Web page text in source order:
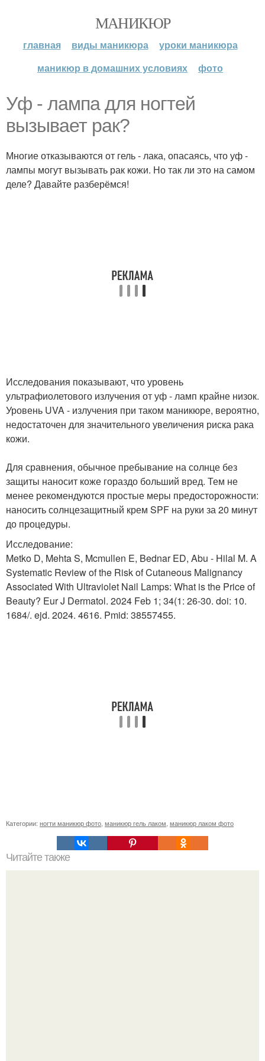
МАНИКЮР
главная виды маникюра
уроки маникюра
маникюр в домашних условиях
фото
Уф - лампа для ногтей
вызывает рак?
Многие отказываются от гель - лака, опасаясь, что уф -
лампы могут вызывать рак кожи. Но так ли это на самом
деле? Давайте разберёмся!
Исследования показывают, что уровень
ультрафиолетового излучения от уф - ламп крайне низок.
Уровень UVA - излучения при таком маникюре, вероятно,
недостаточен для значительного увеличения риска рака
кожи.
Для сравнения, обычное пребывание на солнце без
защиты наносит коже гораздо больший вред. Тем не
менее рекомендуются простые меры предосторожности:
наносить солнцезащитный крем SPF на руки за 20 минут
до процедуры.
Исследование:
Metko D, Mehta S, Mcmullen E, Bednar ED, Abu - Hilal M. A
Systematic Review of the Risk of Cutaneous Malignancy
Associated With Ultraviolet Nail Lamps: What is the Price of
Beauty? Eur J Dermatol. 2024 Feb 1; 34(1: 26-30. doi: 10.
1684/. ejd. 2024. 4616. Pmid: 38557455.
Категории: ногти маникюр фото маникюр гель лаком маникюр лаком фото
Читайте также